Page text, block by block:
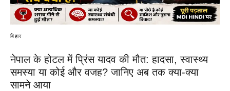
बिहार
नेपाल के होटल में प्रिंस यादव की मौत: हादसा, स्वास्थ्य
समस्या या कोई और वजह? जानिए अब तक क्या-क्या
सामने आया